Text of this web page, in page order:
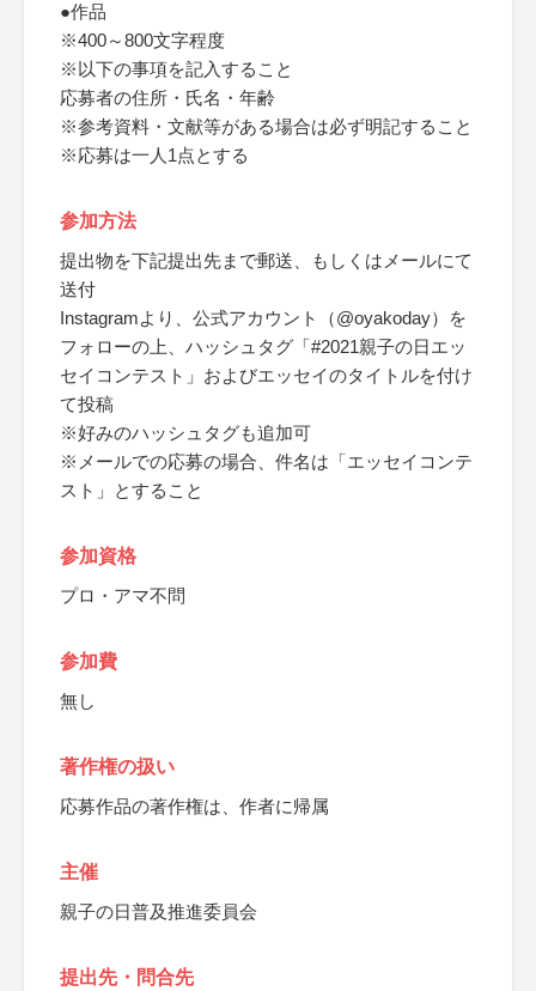
●作品
※400～800文字程度
※以下の事項を記入すること
応募者の住所・氏名・年齢
※参考資料・文献等がある場合は必ず明記すること
※応募は一人1点とする
参加方法
提出物を下記提出先まで郵送、もしくはメールにて
送付
Instagramより、公式アカウント（@oyakoday）を
フォローの上、ハッシュタグ「#2021親子の日エッ
セイコンテスト」およびエッセイのタイトルを付け
て投稿
※好みのハッシュタグも追加可
※メールでの応募の場合、件名は「エッセイコンテ
スト」とすること
参加資格
プロ・アマ不問
参加費
無し
著作権の扱い
応募作品の著作権は、作者に帰属
主催
親子の日普及推進委員会
提出先・問合先